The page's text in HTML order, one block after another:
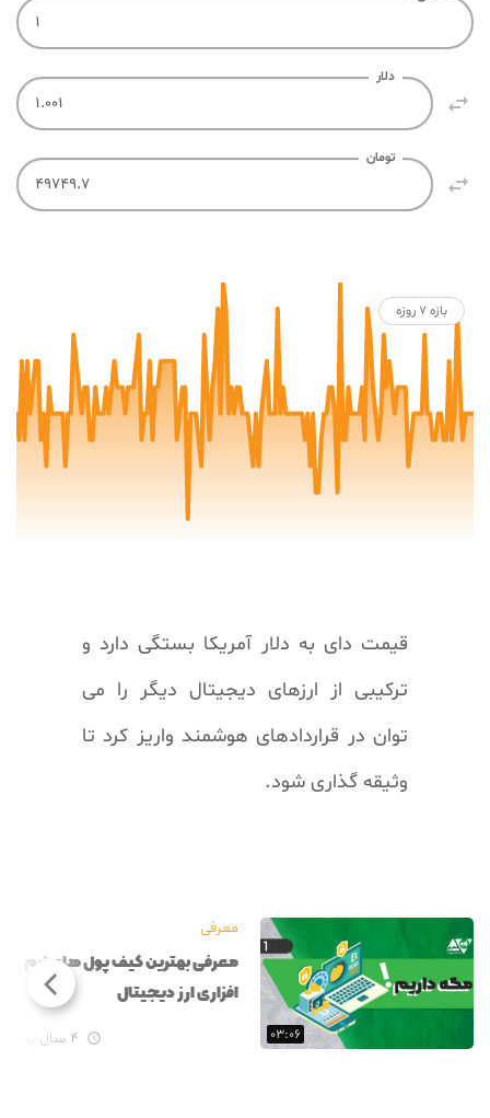

دلار

تومان
بازه ۷ روزه
قیمت دای به دلار آمریکا بستگی دارد و
ترکیبی از ارزهای دیجیتال دیگر را می
توان در قراردادهای هوشمند واریز کرد تا
وثیقه گذاری شود.
۰۳:۰۶
معرفی
معرفی بهترین کیف پول های نرم
افزاری ارز دیجیتال
۴ سال پیش 